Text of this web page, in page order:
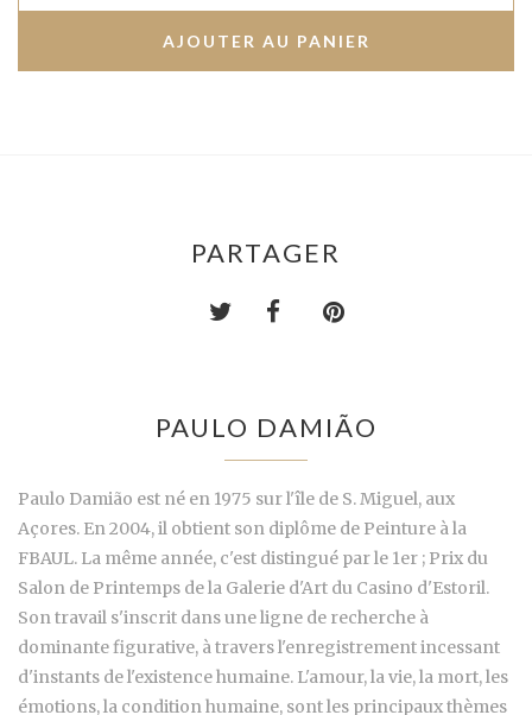
PARTAGER
PAULO DAMIÃO
Paulo Damião est né en 1975 sur l'île de S. Miguel, aux
Açores. En 2004, il obtient son diplôme de Peinture à la
FBAUL. La même année, c'est distingué par le 1er ; Prix du
Salon de Printemps de la Galerie d'Art du Casino d'Estoril.
Son travail s'inscrit dans une ligne de recherche à
dominante figurative, à travers l'enregistrement incessant
d'instants de l'existence humaine. L'amour, la vie, la mort, les
émotions, la condition humaine, sont les principaux thèmes